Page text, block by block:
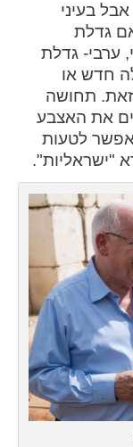
font_download
בעיני
גדלת
ערבי- גדלת
חדש או
תחושה
את האצבע
לטעות
"ישראליות".